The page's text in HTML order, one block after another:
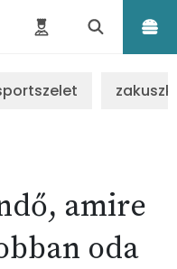
amire
oda